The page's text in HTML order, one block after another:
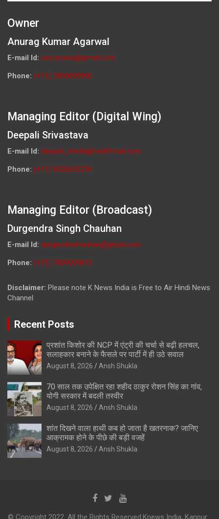
Owner
Anurag Kumar Agarwal
E-mail Id: ceo.knews@gmail.com
Phone: (+91) 7800009900
Managing Editor (Digital Wing)
Deepali Srivastava
E-mail Id: deepali_media@rediffmail.com
Phone: (+91) 9026692259
Managing Editor (Broadcast)
Durgendra Singh Chauhan
E-mail Id: durgendrachauhan@gmail.com
Phone: (+91) 7800009813
Disclaimer: Please note K News India is Free to Air Hindi News
Channel
Recent Posts
प्रशांत किशोर की NCP में एंट्री की चर्चा से बढ़ी हलचल,
सलाहकार बनाने के फैसले पर पार्टी में ही उठे सवाल
August 8, 2026 Ansh Shukla
70 साल तक उपेक्षित रहा शहीद ठाकुर रोशन सिंह का गांव,
योगी सरकार में बदली तस्वीर
August 8, 2026 Ansh Shukla
शांत दिखने वाला हाथी कब हो जाता है खतरनाक? जानिए
आक्रामक होने के पीछे की बड़ी वजहें
August 8, 2026 Ansh Shukla
© Copyright 2022. All the Rights Reserved.Knews India, Kanpur